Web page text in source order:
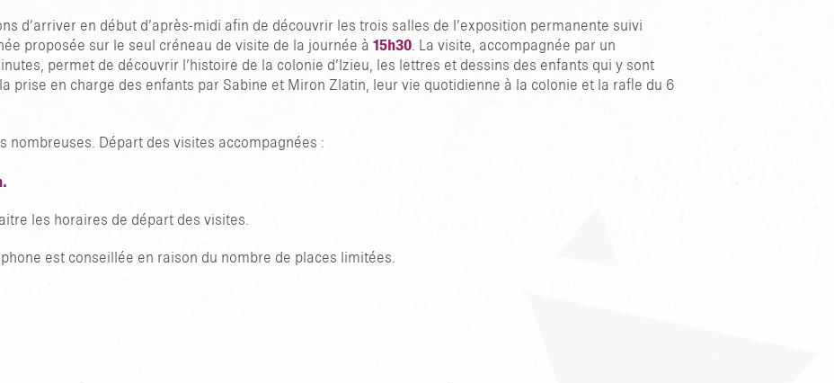
d’arriver en début d’après-midi afin de découvrir les trois salles de l’exposition permanente suivi
proposée sur le seul créneau de visite de la journée à 15h30. La visite, accompagnée par un
permet de découvrir l’histoire de la colonie d’Izieu, les lettres et dessins des enfants qui y sont
prise en charge des enfants par Sabine et Miron Zlatin, leur vie quotidienne à la colonie et la rafle du 6
nombreuses. Départ des visites accompagnées :
les horaires de départ des visites.
est conseillée en raison du nombre de places limitées.